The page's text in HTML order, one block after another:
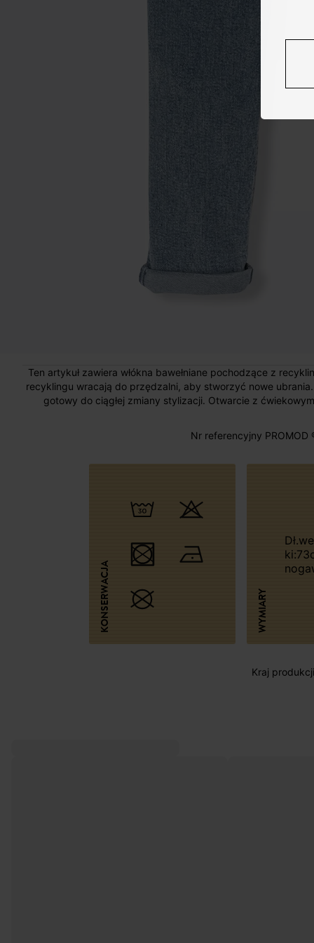
Ten artykuł zawiera włókna bawełniane pochodzące z
recyklingu wracają do przędzalni, aby stworzyć nowe
gotowy do ciągłej zmiany stylizacji. Otwarcie z
Nr referencyjny
KONSERWACJA WYMIARY
Dł.wew.nogaw
Kraj